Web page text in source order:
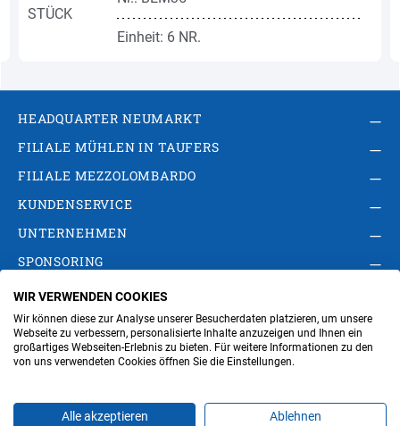
Einheit: 6 NR.
HEADQUARTER NEUMARKT
FILIALE MÜHLEN IN TAUFERS
FILIALE MEZZOLOMBARDO
KUNDENSERVICE
UNTERNEHMEN
SPONSORING
AGB Privacy Policy
Impressum
Cookie-Einstellungen ändern
Verwaltung
WIR VERWENDEN COOKIES
Wir können diese zur Analyse unserer Besucherdaten platzieren, um unsere
Webseite zu verbessern, personalisierte Inhalte anzuzeigen und Ihnen ein
großartiges Webseiten-Erlebnis zu bieten. Für weitere Informationen zu den
von uns verwendeten Cookies öffnen Sie die Einstellungen.
Alle akzeptieren Ablehnen